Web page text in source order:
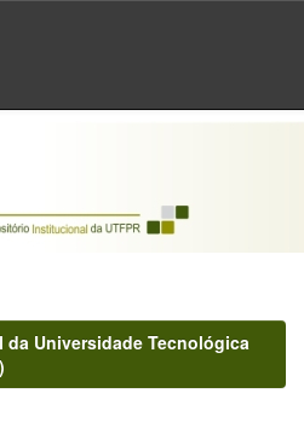
Universidade Tecnológica